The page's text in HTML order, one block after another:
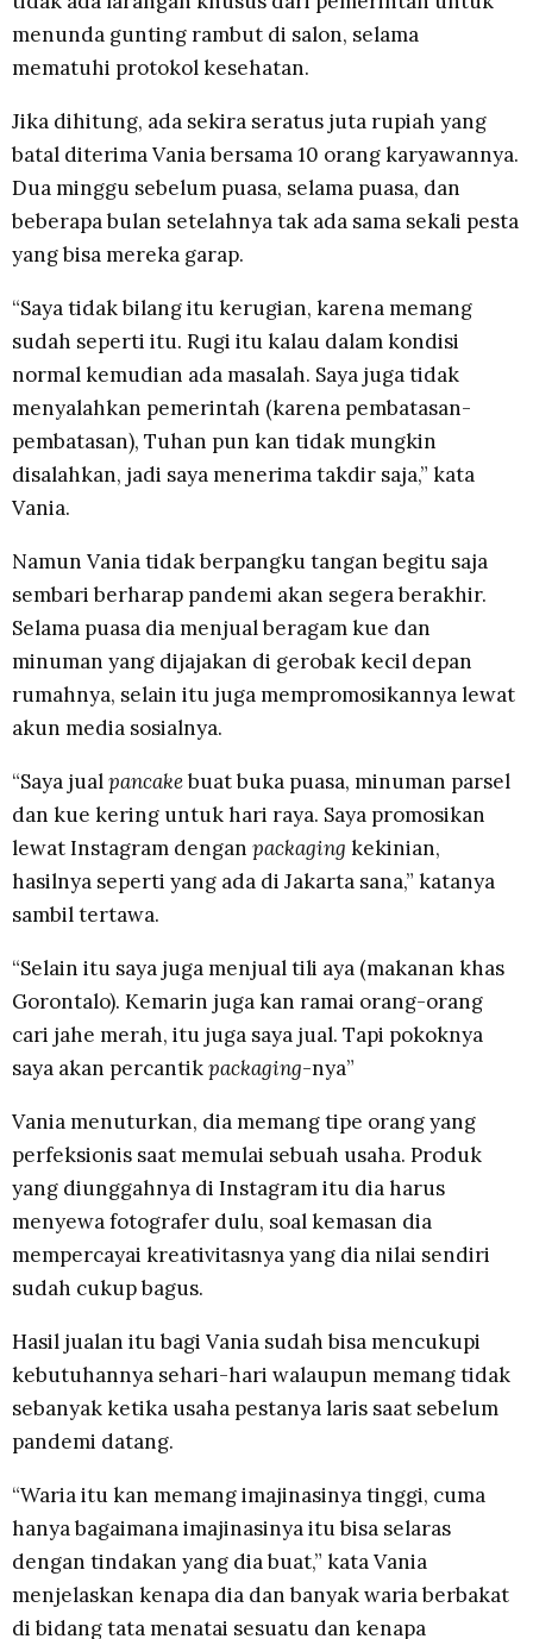
menunda gunting rambut di salon, selama
mematuhi protokol kesehatan.
Jika dihitung, ada sekira seratus juta rupiah yang
batal diterima Vania bersama 10 orang karyawannya.
Dua minggu sebelum puasa, selama puasa, dan
beberapa bulan setelahnya tak ada sama sekali pesta
yang bisa mereka garap.
“Saya tidak bilang itu kerugian, karena memang
sudah seperti itu. Rugi itu kalau dalam kondisi
normal kemudian ada masalah. Saya juga tidak
menyalahkan pemerintah (karena pembatasan-
pembatasan), Tuhan pun kan tidak mungkin
disalahkan, jadi saya menerima takdir saja,” kata
Vania.
Namun Vania tidak berpangku tangan begitu saja
sembari berharap pandemi akan segera berakhir.
Selama puasa dia menjual beragam kue dan
minuman yang dijajakan di gerobak kecil depan
rumahnya, selain itu juga mempromosikannya lewat
akun media sosialnya.
“Saya jualpancakebuat buka puasa, minuman parsel
dan kue kering untuk hari raya. Saya promosikan
lewat Instagram dengan packaging kekinian,
hasilnya seperti yang ada di Jakarta sana,” katanya
sambil tertawa.
“Selain itu saya juga menjual tili aya (makanan khas
Gorontalo). Kemarin juga kan ramai orang-orang
cari jahe merah, itu juga saya jual. Tapi pokoknya
saya akan percantikpackaging-nya”
Vania menuturkan, dia memang tipe orang yang
perfeksionis saat memulai sebuah usaha. Produk
yang diunggahnya di Instagram itu dia harus
menyewa fotografer dulu, soal kemasan dia
mempercayai kreativitasnya yang dia nilai sendiri
sudah cukup bagus.
Hasil jualan itu bagi Vania sudah bisa mencukupi
kebutuhannya sehari-hari walaupun memang tidak
sebanyak ketika usaha pestanya laris saat sebelum
pandemi datang.
“Waria itu kan memang imajinasinya tinggi, cuma
hanya bagaimana imajinasinya itu bisa selaras
dengan tindakan yang dia buat,” kata Vania
menjelaskan kenapa dia dan banyak waria berbakat
di bidang tata menatai sesuatu dan kenapa